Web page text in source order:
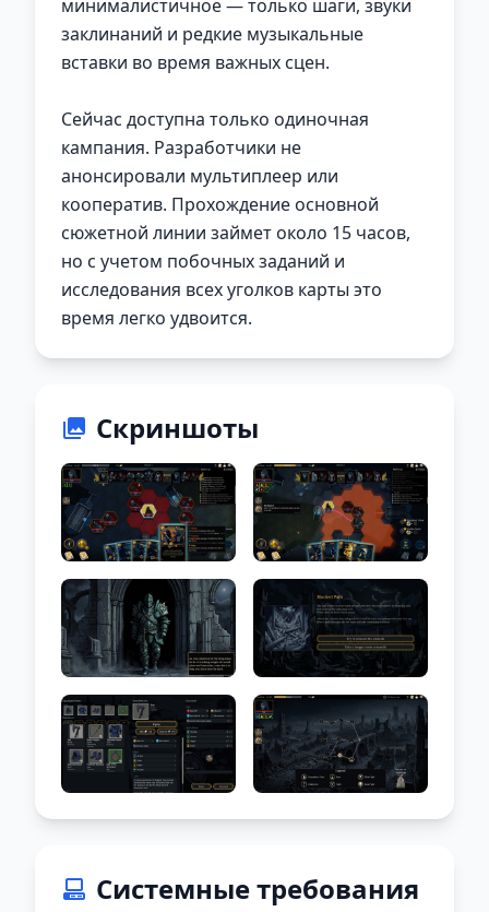
минималистичное — только шаги, звуки
заклинаний и редкие музыкальные
вставки во время важных сцен.
Сейчас доступна только одиночная
кампания. Разработчики не
анонсировали мультиплеер или
кооператив. Прохождение основной
сюжетной линии займет около 15 часов,
но с учетом побочных заданий и
исследования всех уголков карты это
время легко удвоится.
Скриншоты
Системные требования